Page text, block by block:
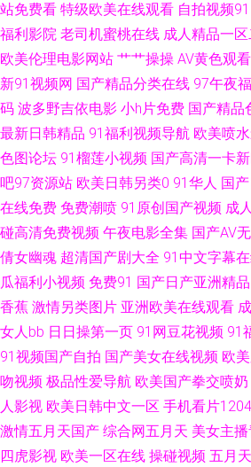
久 午夜影院试验区 91网站秘 TS赵恩静 久久瑟
媒色网站 www五月天久久 激情文学影院 欧洲
91小巨 浮力影院AV 日韩精品一品二品 91精品
老熟妇 日韩操逼片 91社永久入口 成人剧场网址
多野结衣四级片 九九综合色网 日本一级影片
APP 久久综合久久 日韩久久推油 影音先锋迷奸
频 51视屏 超碰97自慰 黄色视频久久 日本阿v视
软件 狠狠干影院 欧美一级黄色A片 日本叉叉叉
欧美另类激情 18视频黄app 成人Aⅴ网站 九一白
资源欧美 国产日韩一级二级 欧美黑人日韩六区
站免费看 特级欧美在线观看 自拍视频91
福利影院 老司机蜜桃在线 成人精品一
欧美伦理电影网站 艹艹操操 AV黄色观
新91视频网 国产精品分类在线 97午夜
码 波多野吉依电影 小h片免费 国产精品
最新日韩精品 91福利视频导航 欧美喷
色图论坛 91榴莲小视频 国产高清一卡
吧97资源站 欧美日韩另类0 91华人 国
在线免费 免费潮喷 91原创国产视频 成
碰高清免费视频 午夜电影全集 国产AV
倩女幽魂 超清国产剧大全 91中文字幕
瓜福利小视频 免费91 国产日产亚洲精品
香蕉 激情另类图片 亚洲欧美在线观看
女人bb 日日操第一页 91网豆花视频 91
91视频国产自拍 国产美女在线视频 欧
吻视频 极品性爱导航 欧美国产拳交喷奶
人影视 欧美日韩中文一区 手机看片1204
激情五月天国产 综合网五月天 美女主
四虎影视 欧美一区在线 操碰视频 五月